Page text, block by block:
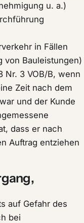
u. a.)
in Fällen
von Bauleistungen)
Nr. 3 VOB/B, wenn
Zeit nach dem
und der Kunde
dass er nach
Auftrag entziehen
auf Gefahr des
bei